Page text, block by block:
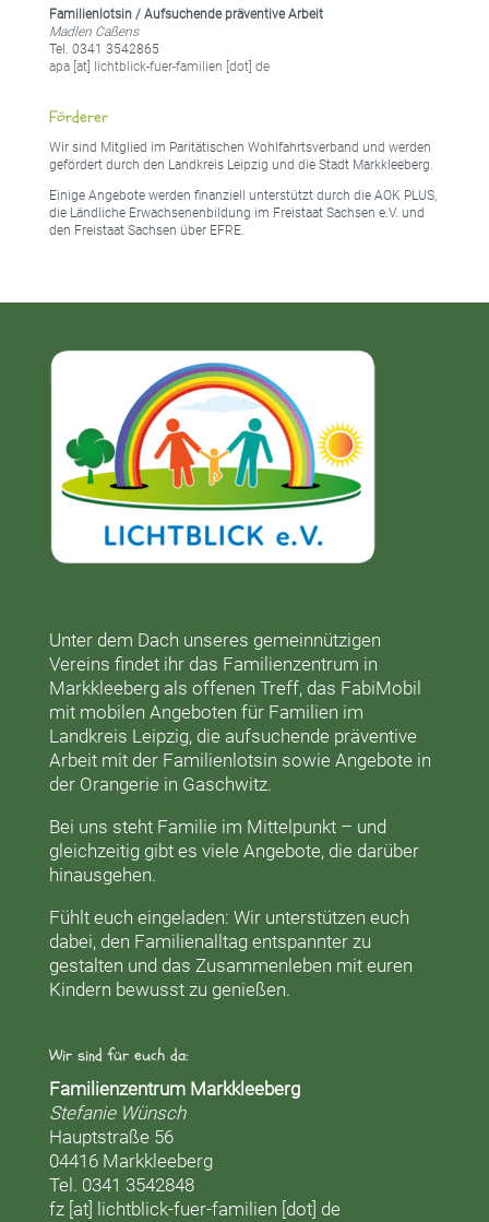
Familienlotsin / Aufsuchende präventive Arbeit
Madlen Caßens
Tel. 0341 3542865
apa [at] lichtblick-fuer-familien [dot] de
Förderer
Wir sind Mitglied im Paritätischen Wohlfahrtsverband und werden
gefördert durch den Landkreis Leipzig und die Stadt Markkleeberg.
Einige Angebote werden finanziell unterstützt durch die AOK PLUS,
die Ländliche Erwachsenenbildung im Freistaat Sachsen e.V. und
den Freistaat Sachsen über EFRE.
Unter dem Dach unseres gemeinnützigen
Vereins findet ihr das Familienzentrum in
Markkleebergals offenen Treff, das FabiMobil
mit mobilen Angeboten für Familien im
Landkreis Leipzig, die aufsuchende präventive
Arbeit mit der Familienlotsin sowie Angebote in
der Orangeriein Gaschwitz.
Bei uns steht Familie im Mittelpunkt – und
gleichzeitig gibt es viele Angebote, die darüber
hinausgehen.
Fühlt euch eingeladen: Wir unterstützen euch
dabei, den Familienalltag entspannter zu
gestalten und das Zusammenleben mit euren
Kindern bewusst zu genießen.
Wir sind für euch da:
Familienzentrum Markkleeberg
Stefanie Wünsch
Hauptstraße 56
04416 Markkleeberg
Tel. 0341 3542848
fz [at] lichtblick-fuer-familien [dot] de